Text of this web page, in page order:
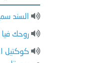
السند
روحك فيا
كوكتيل